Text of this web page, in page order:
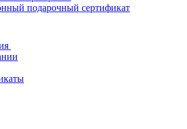
подарочный сертификат